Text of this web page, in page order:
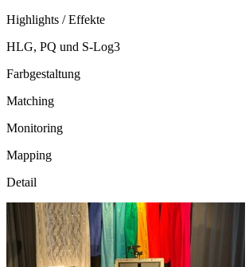
Highlights / Effekte
HLG, PQ und S-Log3
Farbgestaltung
Matching
Monitoring
Mapping
Detail